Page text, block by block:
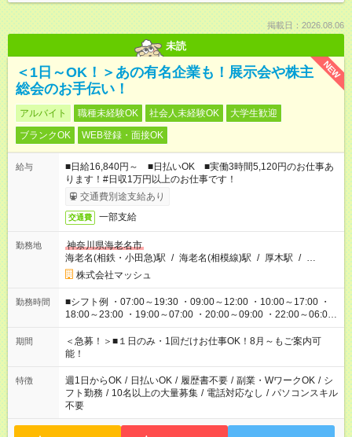
掲載日：2026.08.06
未読
NEW
＜1日～OK！＞あの有名企業も！展示会や株主
総会のお手伝い！
アルバイト 職種未経験OK 社会人未経験OK
大学生歓迎
ブランクOK
WEB登録・面接OK
給与
■日給16,840円～ ■日払いOK ■実働3時間5,120円のお仕事あ
ります！#日収1万円以上のお仕事です！
交通費別途支給あり
交通費 一部支給
勤務地
神奈川県海老名市
海老名(相鉄・小田急)駅 / 海老名(相模線)駅 / 厚木駅 / …
株式会社マッシュ
勤務時間
■シフト例 ・07:00～19:30 ・09:00～12:00 ・10:00～17:00 ・
18:00～23:00 ・19:00～07:00 ・20:00～09:00 ・22:00～06:00
etc ★最短で3時間で5,120円のお仕事から 15時間で2万円近く稼
げるお仕事も！ ご希望のお時間に合わせてご紹介！ ※シフトは
現場によって異なります。 ※勿論、休憩時間はあるのでご安心
ください！
期間
＜急募！＞■１日のみ・1回だけお仕事OK！8月～もご案内可
能！
特徴 週1日からOK / 日払いOK / 履歴書不要 / 副業・WワークOK / シ
フト勤務 / 10名以上の大量募集 / 電話対応なし / パソコンスキル
不要